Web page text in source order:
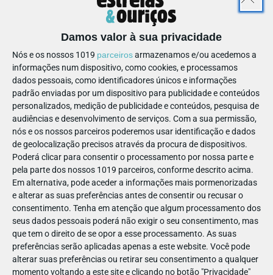
Damos valor à sua privacidade
Nós e os nossos 1019 parceirosarmazenamos e/ou acedemos a
informações num dispositivo, como cookies, e processamos
dados pessoais, como identificadores únicos e informações
padrão enviadas por um dispositivo para publicidade e conteúdos
personalizados, medição de publicidade e conteúdos, pesquisa de
audiências e desenvolvimento de serviços. Com a sua permissão,
nós e os nossos parceiros poderemos usar identificação e dados
de geolocalização precisos através da procura de dispositivos.
Poderá clicar para consentir o processamento por nossa parte e
pela parte dos nossos 1019 parceiros, conforme descrito acima.
Em alternativa, pode aceder a informações mais pormenorizadas
e alterar as suas preferências antes de consentir ou recusar o
consentimento. Tenha em atenção que algum processamento dos
seus dados pessoais poderá não exigir o seu consentimento, mas
que tem o direito de se opor a esse processamento. As suas
preferências serão aplicadas apenas a este website. Você pode
alterar suas preferências ou retirar seu consentimento a qualquer
momento voltando a este site e clicando no botão "Privacidade"
têm acesso a:
Apoio nos trabalhos de casa;
Preparação de testes;
Transmissão de métodos de estudo;
Atividades lúdico-pedagógicas;
E, acima de tudo, a oportunidade de (Ousar) Crescer
num ambiente positivo e estimulante.
Nas Explicações, individuais ou em
grupo, os alunos podem contar com:
Apoio em disciplinas específicas, prestado disciplina a